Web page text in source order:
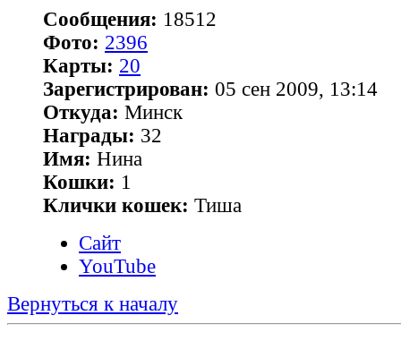
Сообщения: 18512
Фото: 2396
Карты: 20
Зарегистрирован: 05 сен 2009, 13:14
Откуда: Минск
Награды: 32
Имя: Нина
Кошки: 1
Клички кошек: Тиша
Сайт
YouTube
Вернуться к началу